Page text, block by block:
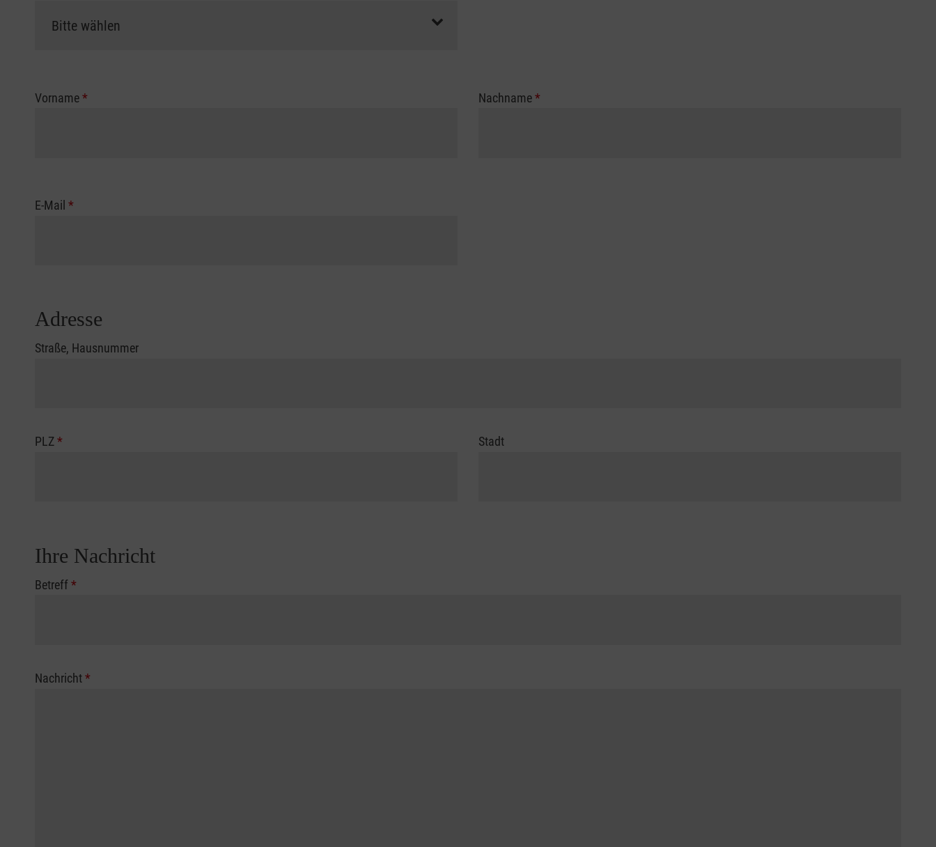
Vorname* Nachname*
E-Mail *
Adresse
Straße, Hausnummer
PLZ* Stadt
Ihre Nachricht
Betreff*
Nachricht*